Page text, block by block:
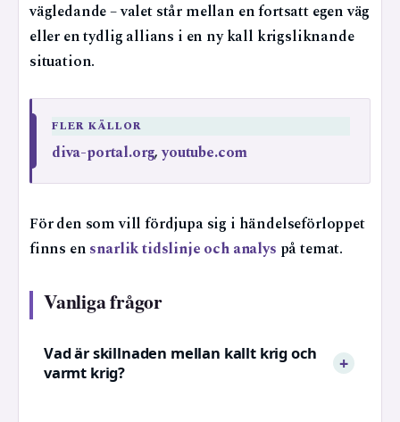
vägledande – valet står mellan en fortsatt egen väg
eller en tydlig allians i en ny kall krigsliknande
situation.
FLER KÄLLOR
diva-portal.org,youtube.com
För den som vill fördjupa sig i händelseförloppet
finns en snarlik tidslinje och analys på temat.
Vanliga frågor
Vad är skillnaden mellan kallt krig och
varmt krig?